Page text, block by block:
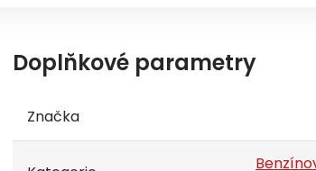
Doplňkové parametry
Značka